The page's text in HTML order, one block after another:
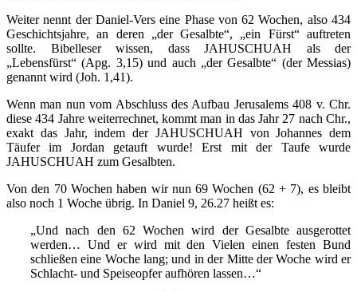
Weiter nennt der Daniel-Vers eine Phase von 62 Wochen, also 434
Geschichtsjahre, an deren „der Gesalbte“, „ein Fürst“ auftreten
sollte. Bibelleser wissen, dass JAHUSCHUAH als der
„Lebensfürst“ (Apg. 3,15) und auch „der Gesalbte“ (der Messias)
genannt wird (Joh. 1,41).
Wenn man nun vom Abschluss des Aufbau Jerusalems 408 v. Chr.
diese 434 Jahre weiterrechnet, kommt man in das Jahr 27 nach Chr.,
exakt das Jahr, indem der JAHUSCHUAH von Johannes dem
Täufer im Jordan getauft wurde! Erst mit der Taufe wurde
JAHUSCHUAH zum Gesalbten.
Von den 70 Wochen haben wir nun 69 Wochen (62 + 7), es bleibt
also noch 1 Woche übrig. In Daniel 9, 26.27 heißt es:
„Und nach den 62 Wochen wird der Gesalbte ausgerottet
werden… Und er wird mit den Vielen einen festen Bund
schließen eine Woche lang; und in der Mitte der Woche wird er
Schlacht- und Speiseopfer aufhören lassen…“